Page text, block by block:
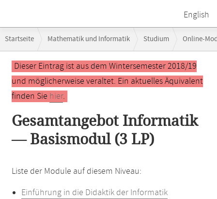
English
Navigation
Startseite Mathematik und Informatik Studium Online-
Hauptinhalt
Dieser Eintrag ist aus dem Wintersemester 2018/19
und möglicherweise veraltet. Ein aktuelles Äquivalent
finden Sie hier.
Gesamtangebot Informatik
— Basismodul (3 LP)
Liste der Module auf diesem Niveau:
Einführung in die Didaktik der Informatik